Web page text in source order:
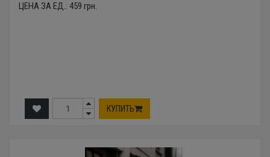
ЦЕНА ЗА ЕД.: 459 грн.
КУПИТЬ